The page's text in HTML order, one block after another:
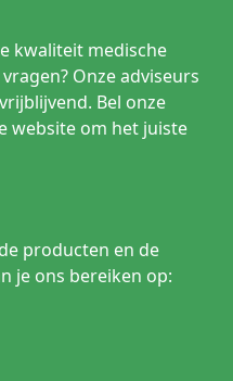
kwaliteit medische
Onze adviseurs
Bel onze
website om het juiste
producten en de
je ons bereiken op: